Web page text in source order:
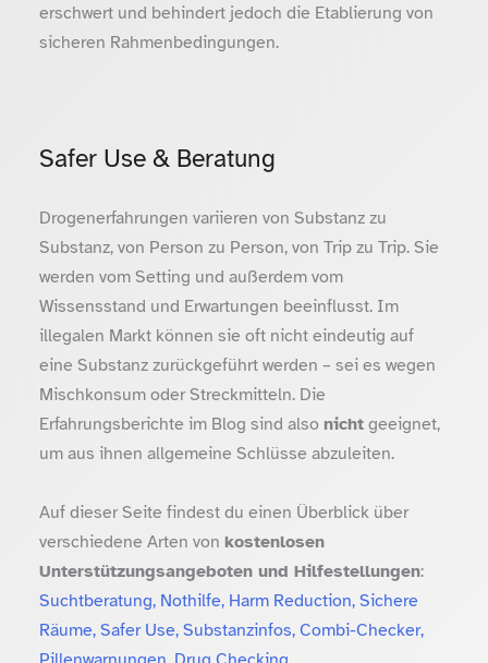
erschwert und behindert jedoch die Etablierung von
sicheren Rahmenbedingungen.
Safer Use & Beratung
Drogenerfahrungen variieren von Substanz zu
Substanz, von Person zu Person, von Trip zu Trip. Sie
werden vom Setting und außerdem vom
Wissensstand und Erwartungen beeinflusst. Im
illegalen Markt können sie oft nicht eindeutig auf
eine Substanz zurückgeführt werden – sei es wegen
Mischkonsum oder Streckmitteln. Die
Erfahrungsberichte im Blog sind also nichtgeeignet,
um aus ihnen allgemeine Schlüsse abzuleiten.
Auf dieser Seite findest du einen Überblick über
verschiedene Arten von kostenlosen
Unterstützungsangeboten und Hilfestellungen:
Suchtberatung, Nothilfe, Harm Reduction, Sichere
Räume, Safer Use, Substanzinfos, Combi-Checker,